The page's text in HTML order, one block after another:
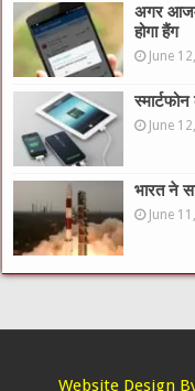
अगर
होगा हैंग
June
June
भारत ने
June
Website Design